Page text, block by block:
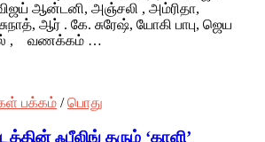
ஆன்டனி, அஞ்சலி , அம்ரிதா,
ஆர் . கே. சுரேஷ், யோகி பாபு, ஜெய
, வணக்கம் …
பக்கம் /பொது
ஃபீலிங் தரும் ‘காளி’